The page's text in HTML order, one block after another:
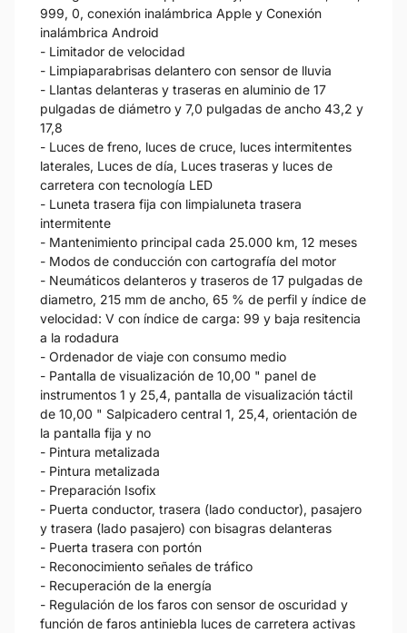
999, 0, conexión inalámbrica Apple y Conexión
inalámbrica Android
- Limitador de velocidad
- Limpiaparabrisas delantero con sensor de lluvia
- Llantas delanteras y traseras en aluminio de 17
pulgadas de diámetro y 7,0 pulgadas de ancho 43,2 y
17,8
- Luces de freno, luces de cruce, luces intermitentes
laterales, Luces de día, Luces traseras y luces de
carretera con tecnología LED
- Luneta trasera fija con limpialuneta trasera
intermitente
- Mantenimiento principal cada 25.000 km, 12 meses
- Modos de conducción con cartografía del motor
- Neumáticos delanteros y traseros de 17 pulgadas de
diametro, 215 mm de ancho, 65 % de perfil y índice de
velocidad: V con índice de carga: 99 y baja resitencia
a la rodadura
- Ordenador de viaje con consumo medio
- Pantalla de visualización de 10,00 " panel de
instrumentos 1 y 25,4, pantalla de visualización táctil
de 10,00 " Salpicadero central 1, 25,4, orientación de
la pantalla fija y no
- Pintura metalizada
- Pintura metalizada
- Preparación Isofix
- Puerta conductor, trasera (lado conductor), pasajero
y trasera (lado pasajero) con bisagras delanteras
- Puerta trasera con portón
- Reconocimiento señales de tráfico
- Recuperación de la energía
- Regulación de los faros con sensor de oscuridad y
función de faros antiniebla luces de carretera activas